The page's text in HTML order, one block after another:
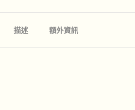
描述 額外資訊